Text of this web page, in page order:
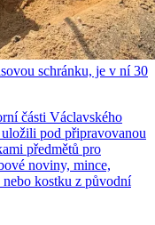
schránku, je v ní 30
části Václavského
pod připravovanou
předmětů pro
noviny, mince,
kostku z původní